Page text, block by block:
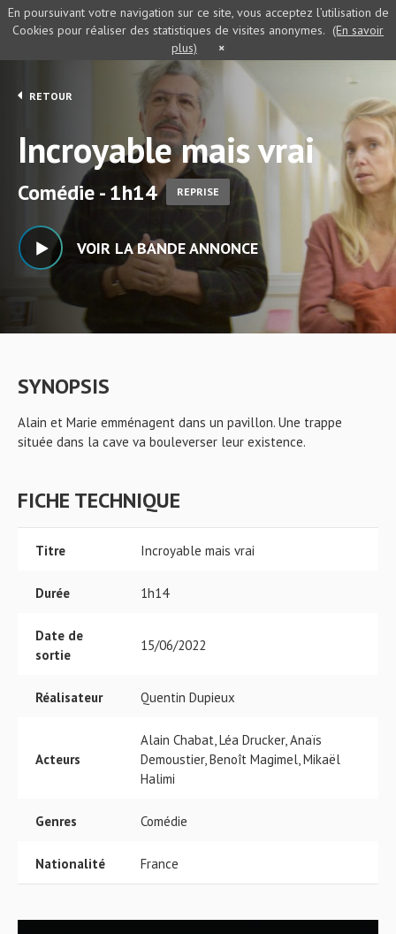
RETOUR
Incroyable mais vrai
Comédie - 1h14 REPRISE
VOIR LA BANDE ANNONCE
SYNOPSIS
Alain et Marie emménagent dans un pavillon. Une trappe
située dans la cave va bouleverser leur existence.
FICHE TECHNIQUE
Titre Incroyable mais vrai
Durée 1h14
Date de
sortie
15/06/2022
Réalisateur Quentin Dupieux
Acteurs
Alain Chabat, Léa Drucker, Anaïs
Demoustier, Benoît Magimel, Mikaël
Halimi
Genres Comédie
Nationalité France
En poursuivant votre navigation sur ce site, vous acceptez l’utilisation de
Cookies pour réaliser des statistiques de visites anonymes. (En savoir
plus)
×